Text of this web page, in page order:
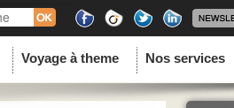
Voyage à theme Nos services